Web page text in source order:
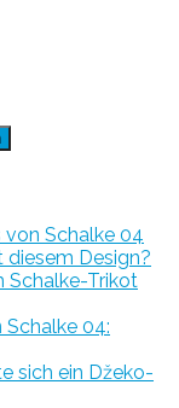
Schalke 04
Design?
Schalke-Trikot
04:
sich ein Džeko-